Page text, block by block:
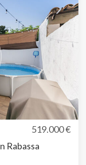
519.000 €
Rabassa